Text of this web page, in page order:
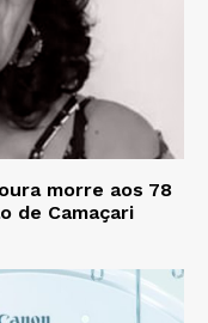
morre aos 78
de Camaçari